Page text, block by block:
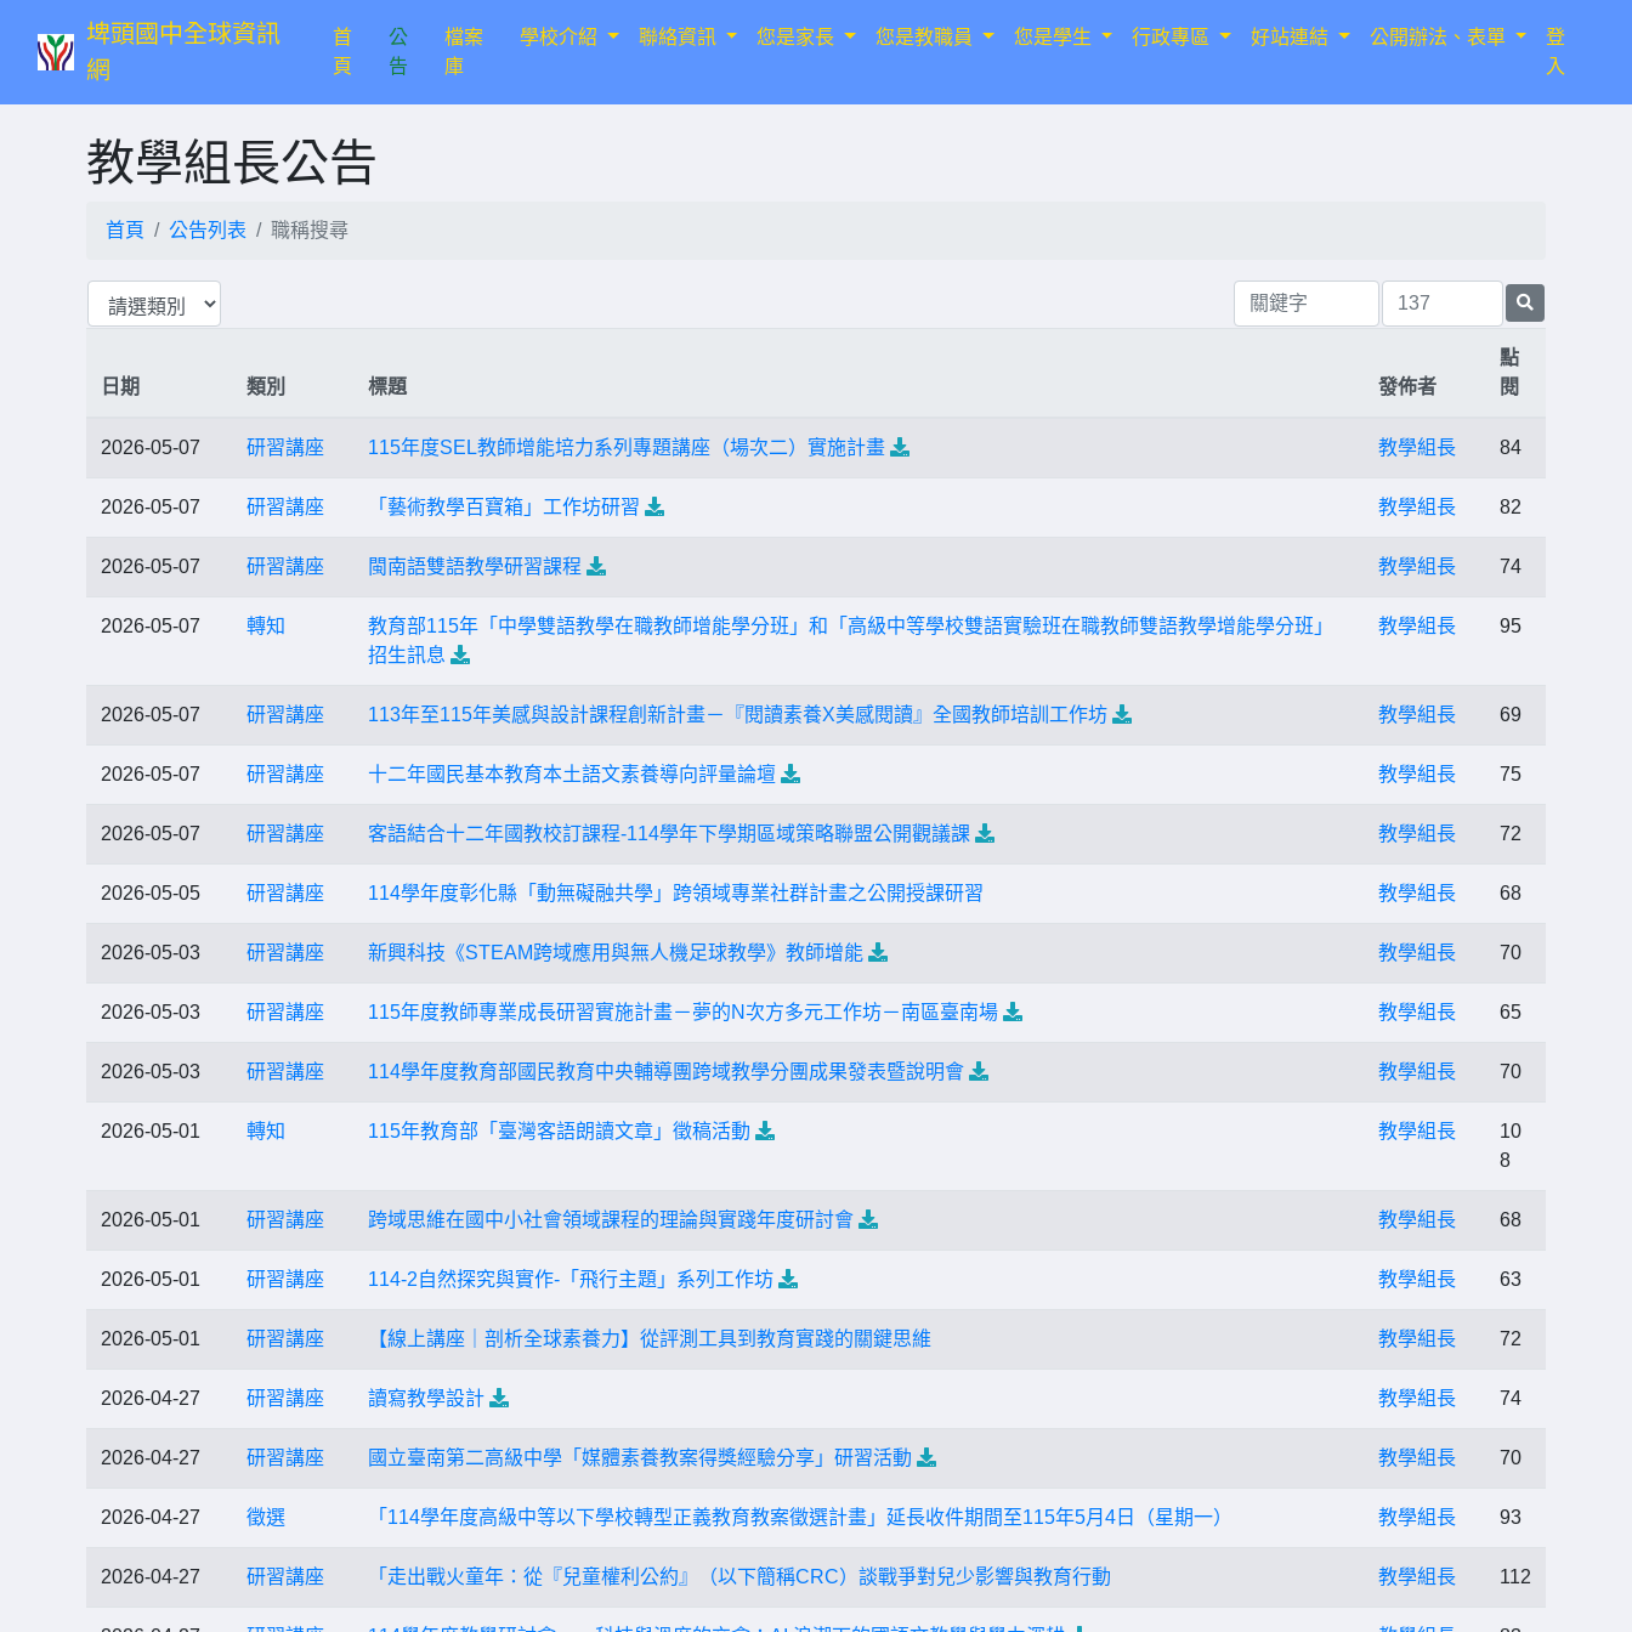
埤頭國中全球資訊
網
首
頁(current)
公
告
檔案
庫
學校介紹 聯絡資訊 您是家長 您是教職員 您是學生 行政專區 好站連結 公開辦法、表單
登
入
教學組長公告
首頁 公告列表 職稱搜尋
日期 類別 標題 發佈者
點
閱
2026-05-07 研習講座 115年度SEL教師增能培力系列專題講座（場次二）實施計畫 教學組長 84
2026-05-07 研習講座 「藝術教學百寶箱」工作坊研習 教學組長 82
2026-05-07 研習講座 閩南語雙語教學研習課程 教學組長 74
2026-05-07 轉知
教育部115年「中學雙語教學在職教師增能學分班」和「高級中等學校雙語實驗班在職教師雙語教學增能學分班」
招生訊息
教學組長 95
2026-05-07 研習講座 113年至115年美感與設計課程創新計畫－『閱讀素養X美感閱讀』全國教師培訓工作坊 教學組長 69
2026-05-07 研習講座 十二年國民基本教育本土語文素養導向評量論壇 教學組長 75
2026-05-07 研習講座 客語結合十二年國教校訂課程-114學年下學期區域策略聯盟公開觀議課 教學組長 72
2026-05-05 研習講座 114學年度彰化縣「動無礙融共學」跨領域專業社群計畫之公開授課研習 教學組長 68
2026-05-03 研習講座 新興科技《STEAM跨域應用與無人機足球教學》教師增能 教學組長 70
2026-05-03 研習講座 115年度教師專業成長研習實施計畫－夢的N次方多元工作坊－南區臺南場 教學組長 65
2026-05-03 研習講座 114學年度教育部國民教育中央輔導團跨域教學分團成果發表暨說明會 教學組長 70
2026-05-01 轉知 115年教育部「臺灣客語朗讀文章」徵稿活動 教學組長
10
8
2026-05-01 研習講座 跨域思維在國中小社會領域課程的理論與實踐年度研討會 教學組長 68
2026-05-01 研習講座 114-2自然探究與實作-「飛行主題」系列工作坊 教學組長 63
2026-05-01 研習講座 【線上講座｜剖析全球素養力】從評測工具到教育實踐的關鍵思維 教學組長 72
2026-04-27 研習講座 讀寫教學設計 教學組長 74
2026-04-27 研習講座 國立臺南第二高級中學「媒體素養教案得獎經驗分享」研習活動 教學組長 70
2026-04-27 徵選 「114學年度高級中等以下學校轉型正義教育教案徵選計畫」延長收件期間至115年5月4日（星期一） 教學組長 93
2026-04-27 研習講座 「走出戰火童年：從『兒童權利公約』（以下簡稱CRC）談戰爭對兒少影響與教育行動 教學組長 112